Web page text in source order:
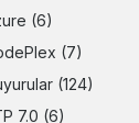
(6)
(7)
(124)
7.0 (6)